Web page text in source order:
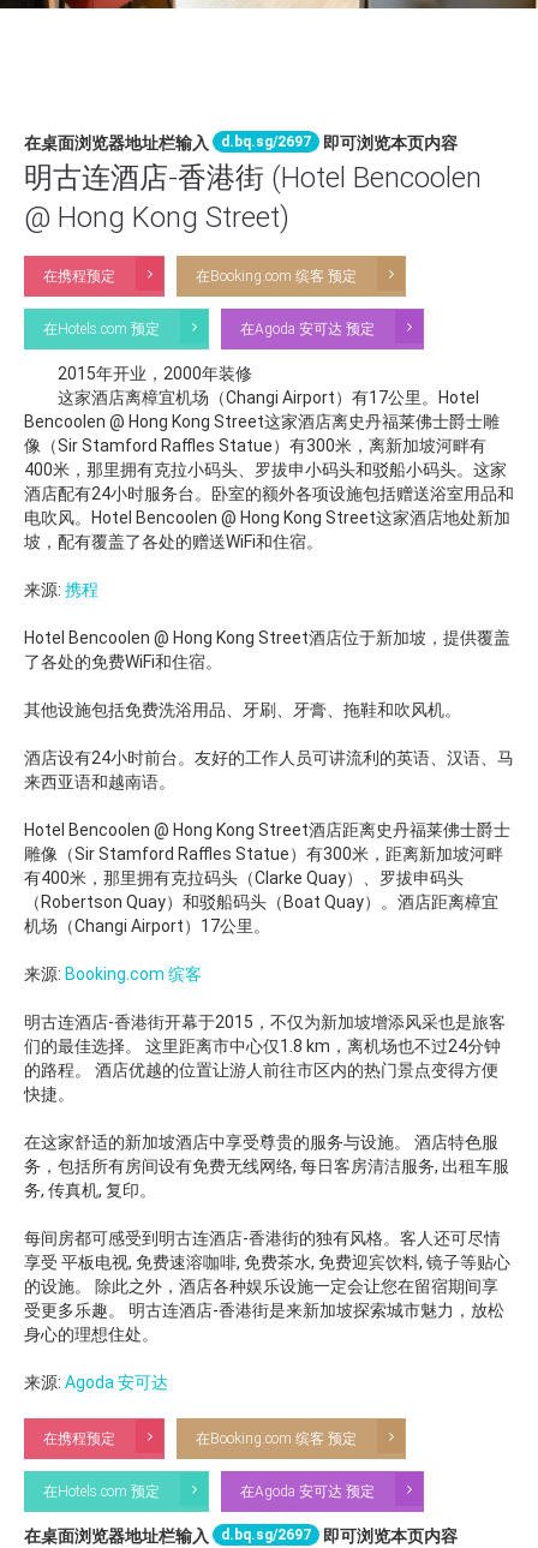
在桌面浏览器地址栏输入 d.bq.sg/2697 即可浏览本页内容
明古连酒店-香港街 (Hotel Bencoolen
@ Hong Kong Street)
在携程预定 在Booking.com 缤客 预定
在Hotels.com 预定 在Agoda 安可达 预定
2015年开业，2000年装修
这家酒店离樟宜机场（Changi Airport）有17公里。Hotel
Bencoolen @ Hong Kong Street这家酒店离史丹福莱佛士爵士雕
像（Sir Stamford Raffles Statue）有300米，离新加坡河畔有
400米，那里拥有克拉小码头、罗拔申小码头和驳船小码头。这家
酒店配有24小时服务台。卧室的额外各项设施包括赠送浴室用品和
电吹风。Hotel Bencoolen @ Hong Kong Street这家酒店地处新加
坡，配有覆盖了各处的赠送WiFi和住宿。
来源: 携程
Hotel Bencoolen @ Hong Kong Street酒店位于新加坡，提供覆盖
了各处的免费WiFi和住宿。
其他设施包括免费洗浴用品、牙刷、牙膏、拖鞋和吹风机。
酒店设有24小时前台。友好的工作人员可讲流利的英语、汉语、马
来西亚语和越南语。
Hotel Bencoolen @ Hong Kong Street酒店距离史丹福莱佛士爵士
雕像（Sir Stamford Raffles Statue）有300米，距离新加坡河畔
有400米，那里拥有克拉码头（Clarke Quay）、罗拔申码头
（Robertson Quay）和驳船码头（Boat Quay）。酒店距离樟宜
机场（Changi Airport）17公里。
来源: Booking.com 缤客
明古连酒店-香港街开幕于2015，不仅为新加坡增添风采也是旅客
们的最佳选择。 这里距离市中心仅1.8 km，离机场也不过24分钟
的路程。 酒店优越的位置让游人前往市区内的热门景点变得方便
快捷。
在这家舒适的新加坡酒店中享受尊贵的服务与设施。 酒店特色服
务，包括所有房间设有免费无线网络, 每日客房清洁服务, 出租车服
务, 传真机, 复印。
每间房都可感受到明古连酒店-香港街的独有风格。客人还可尽情
享受 平板电视, 免费速溶咖啡, 免费茶水, 免费迎宾饮料, 镜子等贴心
的设施。 除此之外，酒店各种娱乐设施一定会让您在留宿期间享
受更多乐趣。 明古连酒店-香港街是来新加坡探索城市魅力，放松
身心的理想住处。
来源: Agoda 安可达
在携程预定 在Booking.com 缤客 预定
在Hotels.com 预定 在Agoda 安可达 预定
在桌面浏览器地址栏输入 d.bq.sg/2697 即可浏览本页内容